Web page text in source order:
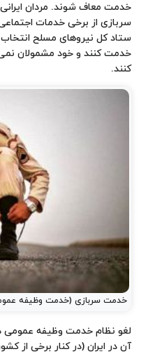
خدمت معاف شوند. مردان
سربازی از برخی خدمات
ستاد کل نیروهای مسلح
خدمت کنند و خود مشمولان
کنند.
خدمت سربازی (خدمت وظیفه
لغو نظام خدمت وظیفه عمومی
آن در ایران (در کنار برخی از